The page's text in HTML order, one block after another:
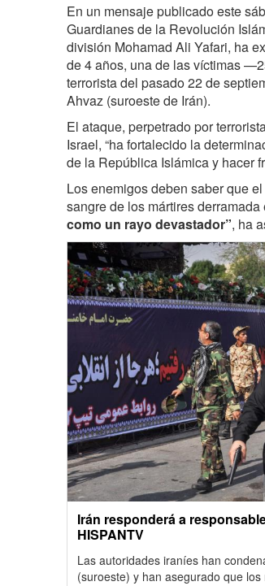
En un mensaje publicado este
Guardianes de la Revolución
división Mohamad Ali Yafari, ha
de 4 años, una de las víctimas
terrorista del pasado 22 de
Ahvaz (suroeste de Irán).
El ataque, perpetrado por
Israel, “ha fortalecido la
de la República Islámica y hacer
Los enemigos deben saber que
sangre de los mártires derramada
como un rayo devastador”, ha
Irán responderá a
HISPANTV
Las autoridades iraníes han
(suroeste) y han asegurado que